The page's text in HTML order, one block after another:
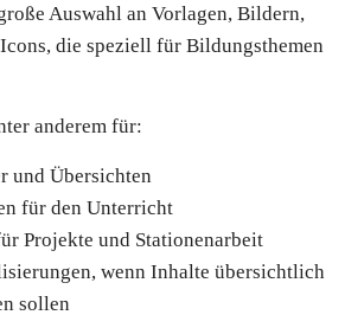
Auswahl an Vorlagen, Bildern,
die speziell für Bildungsthemen
anderem für:
und Übersichten
für den Unterricht
Projekte und Stationenarbeit
wenn Inhalte übersichtlich
sollen